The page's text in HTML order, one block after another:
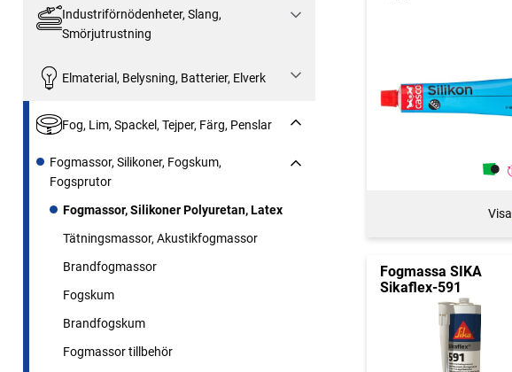
Industriförnödenheter, Slang,
Smörjutrustning
Elmaterial, Belysning, Batterier, Elverk
Fog, Lim, Spackel, Tejper, Färg, Penslar
Fogmassor, Silikoner, Fogskum,
Fogsprutor
Fogmassor, Silikoner Polyuretan, Latex
Tätningsmassor, Akustikfogmassor
Brandfogmassor
Fogskum
Brandfogskum
Fogmassor tillbehör
Visa
Fogmassa SIKA
Sikaflex-591